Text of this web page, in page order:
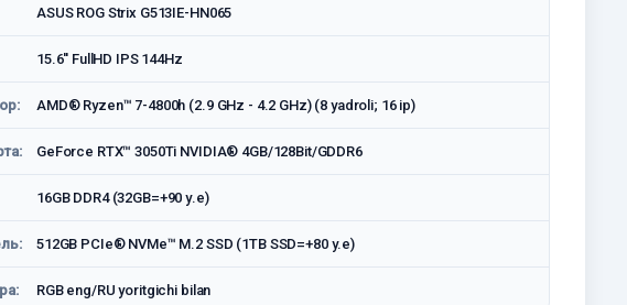
ASUS ROG Strix G513IE-HN065
15.6'' FullHD IPS 144Hz
AMD® Ryzen™ 7-4800h (2.9 GHz - 4.2 GHz) (8 yadroli; 16 ip)
GeForce RTX™ 3050Ti NVIDIA® 4GB/128Bit/GDDR6
16GB DDR4 (32GB=+90 у.е)
512GB PCIe® NVMe™ M.2 SSD (1TB SSD=+80 у.е)
RGB eng/RU yoritgichi bilan